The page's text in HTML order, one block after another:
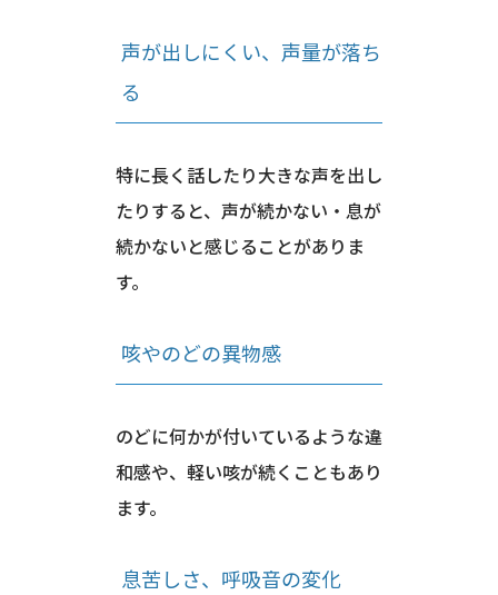
声が出しにくい、声量が落ち
る
特に長く話したり大きな声を出し
たりすると、声が続かない・息が
続かないと感じることがありま
す。
咳やのどの異物感
のどに何かが付いているような違
和感や、軽い咳が続くこともあり
ます。
息苦しさ、呼吸音の変化